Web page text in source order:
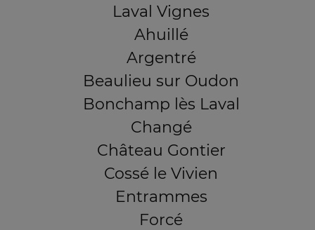
Laval Vignes
Ahuillé
Argentré
Beaulieu sur Oudon
Bonchamp lès Laval
Changé
Château Gontier
Cossé le Vivien
Entrammes
Forcé